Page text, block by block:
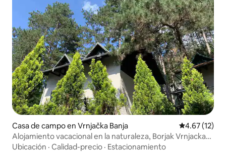
Casa de campo en Vrnjačka Banja Calificación
4.67 (12)
Alojamiento vacacional en la naturaleza, Borjak Vrnjacka
Banja
Ubicación · Calidad-precio · Estacionamiento